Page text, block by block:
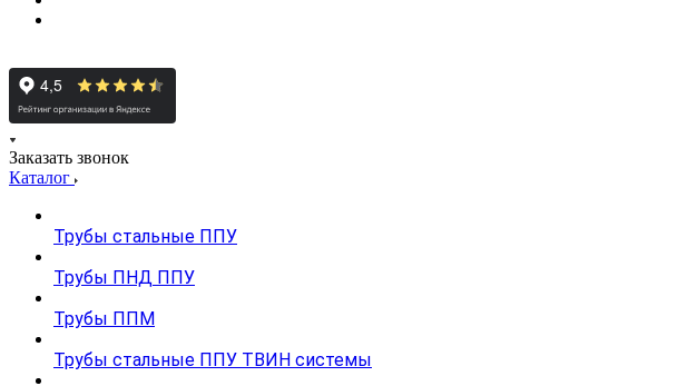
Заказать звонок
Каталог
Трубы стальные ППУ
Трубы ПНД ППУ
Трубы ППМ
Трубы стальные ППУ ТВИН системы